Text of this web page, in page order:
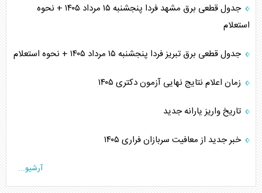
جدول قطعی برق مشهد فردا پنجشنبه ۱۵ مرداد ۱۴۰۵ + نحوه
استعلام
جدول قطعی برق تبریز فردا پنجشنبه ۱۵ مرداد ۱۴۰۵ + نحوه استعلام
زمان اعلام نتایج نهایی آزمون دکتری ۱۴۰۵
تاریخ واریز یارانه جدید
خبر جدید از معافیت سربازان فراری ۱۴۰۵
آرشیو...